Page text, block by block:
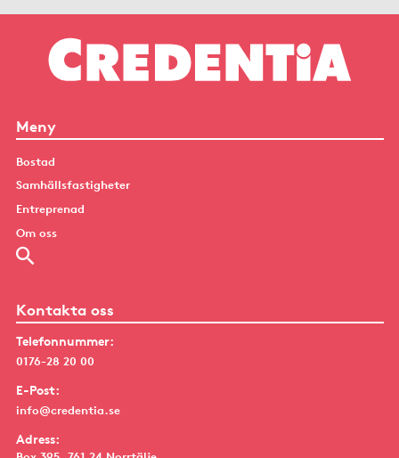
Meny
Bostad
Samhällsfastigheter
Entreprenad
Om oss
Kontakta oss
Telefonnummer:
0176-28 20 00
E-Post:
info@credentia.se
Adress: